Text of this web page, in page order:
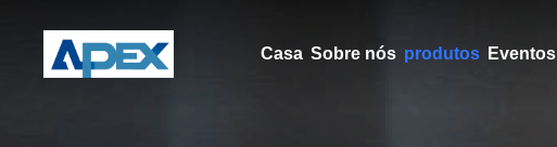
Casa Sobre nós produtos Eventos